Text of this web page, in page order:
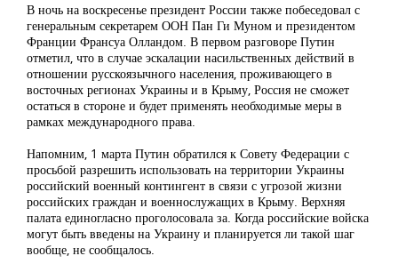
В ночь на воскресенье президент России также побеседовал с
генеральным секретарем ООН Пан Ги Муном и президентом
Франции Франсуа Олландом. В первом разговоре Путин
отметил, что в случае эскалации насильственных действий в
отношении русскоязычного населения, проживающего в
восточных регионах Украины и в Крыму, Россия не сможет
остаться в стороне и будет применять необходимые меры в
рамках международного права.
Напомним, 1 марта Путин обратился к Совету Федерации с
просьбой разрешить использовать на территории Украины
российский военный контингент в связи с угрозой жизни
российских граждан и военнослужащих в Крыму. Верхняя
палата единогласно проголосовала за. Когда российские войска
могут быть введены на Украину и планируется ли такой шаг
вообще, не сообщалось.